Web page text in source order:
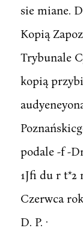
sie miane.
Kopią
Trybunale
kopią
podale -f -
1Jfi du r t*2
Czerwca
D. P. ·